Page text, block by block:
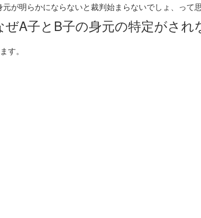
が明らかにならないと裁判始まらないでしょ、って
ぜA子とB子の身元の特定がさ
す。